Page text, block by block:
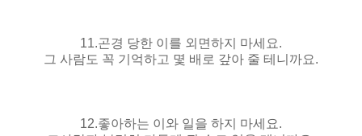
11.곤경 당한 이를 외면하지 마세요.
그 사람도 꼭 기억하고 몇 배로 갚아 줄 테니까요.
12.좋아하는 이와 일을 하지 마세요.